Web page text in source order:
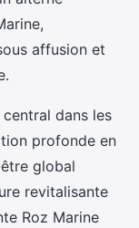
affusion et
central dans les
profonde en
global
revitalisante
Roz Marine